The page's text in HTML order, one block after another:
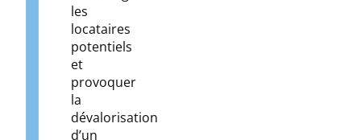
les
locataires
potentiels
et
provoquer
la
dévalorisation
d’un